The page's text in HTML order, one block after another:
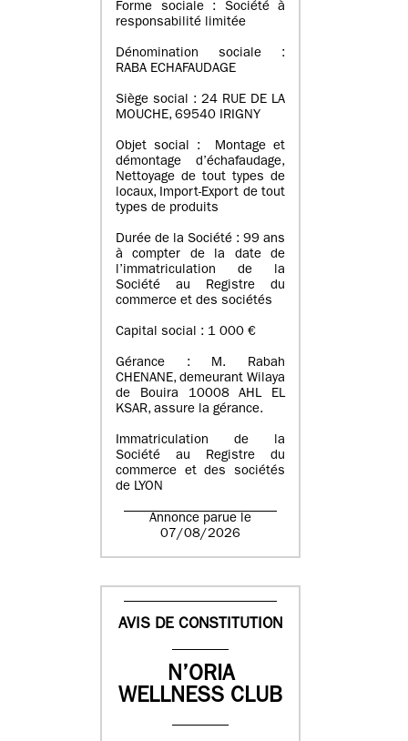
Forme sociale : Société à
responsabilité limitée
Dénomination sociale :
RABA ECHAFAUDAGE
Siège social : 24 RUE DE LA
MOUCHE, 69540 IRIGNY
Objet social : Montage et
démontage d’échafaudage,
Nettoyage de tout types de
locaux, Import-Export de tout
types de produits
Durée de la Société : 99 ans
à compter de la date de
l’immatriculation de la
Société au Registre du
commerce et des sociétés
Capital social : 1 000 €
Gérance : M. Rabah
CHENANE, demeurant Wilaya
de Bouira 10008 AHL EL
KSAR, assure la gérance.
Immatriculation de la
Société au Registre du
commerce et des sociétés
de LYON
Annonce parue le
07/08/2026
AVIS DE CONSTITUTION
N’ORIA
WELLNESS CLUB